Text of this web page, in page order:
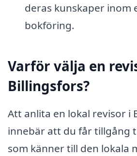
deras kunskaper inom
bokföring.
Varför välja en
Billingsfors?
Att anlita en lokal revisor i
innebär att du får tillgång
som känner till den lokala